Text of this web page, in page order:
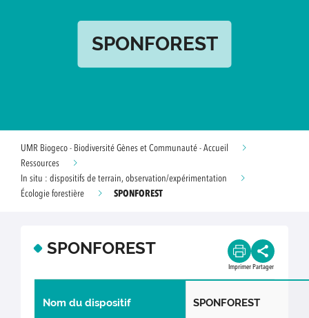
SPONFOREST
UMR Biogeco - Biodiversité Gènes et Communauté - Accueil
Ressources
In situ : dispositifs de terrain, observation/expérimentation
Écologie forestière
SPONFOREST
SPONFOREST
Imprimer Partager
Nom du dispositif SPONFOREST